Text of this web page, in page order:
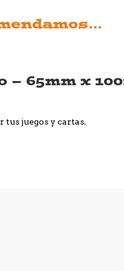
65mm x
tus juegos y cartas.